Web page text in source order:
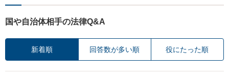
国や自治体相手の法律Q&A
新着順 回答数が多い順 役にたった順